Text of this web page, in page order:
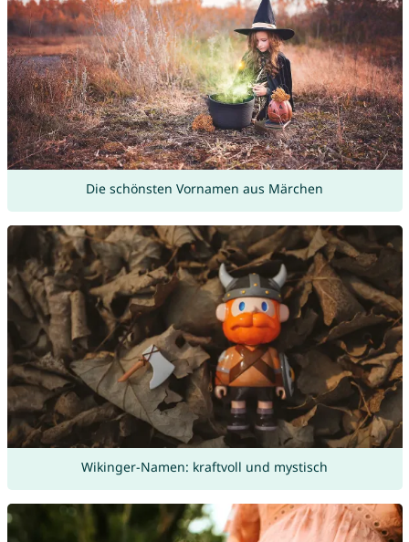
Die schönsten Vornamen aus Märchen
Wikinger-Namen: kraftvoll und mystisch